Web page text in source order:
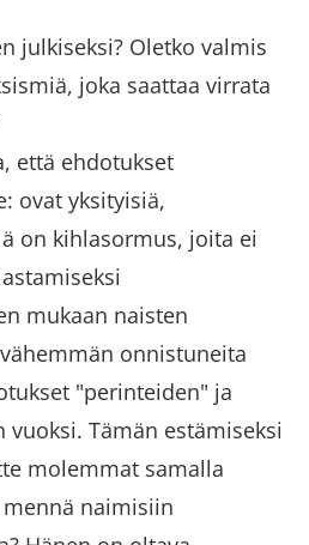
julkiseksi? Oletko valmis
joka saattaa virrata
että ehdotukset
ovat yksityisiä,
on kihlasormus, joita ei
mukaan naisten
onnistuneita
"perinteiden" ja
Tämän estämiseksi
molemmat samalla
naimisiin